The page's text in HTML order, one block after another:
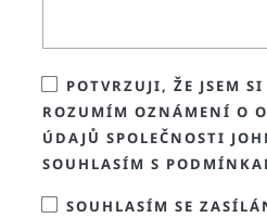
POTVRZUJI, ŽE JSEM
ROZUMÍM OZNÁMENÍ O
ÚDAJŮ SPOLEČNOSTI
SOUHLASÍM S
SOUHLASÍM SE